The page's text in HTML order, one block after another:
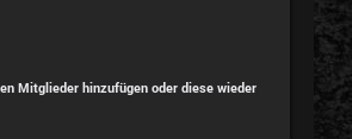
Mitglieder hinzufügen oder diese wieder